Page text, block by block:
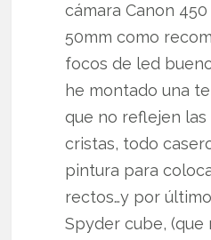
cámara Canon
50mm como
focos de led
he montado una
que no reflejen
cristas, todo
pintura para
rectos…y por
Spyder cube, (que